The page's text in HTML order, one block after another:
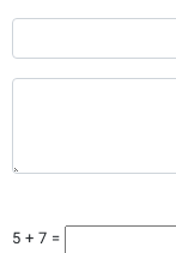
5 + 7 =